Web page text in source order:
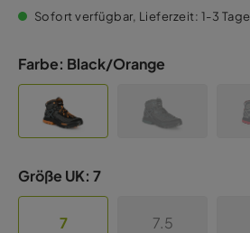
Sofort verfügbar, Lieferzeit: 1-3 Tage
Farbe: Black/Orange
Größe UK: 7
7 7.5